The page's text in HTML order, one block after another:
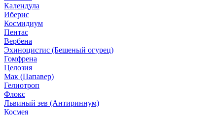
Календула
Иберис
Космидиум
Пентас
Вербена
Эхиноцистис (Бешеный огурец)
Гомфрена
Целозия
Мак (Папавер)
Гелиотроп
Флокс
Львиный зев (Антириннум)
Космея